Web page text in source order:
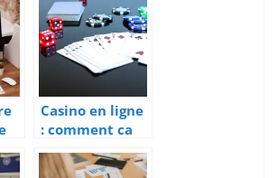
?
?
Casino en ligne
: comment ca
marche ?